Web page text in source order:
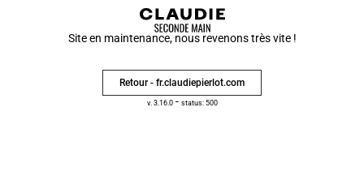
Site en maintenance, nous revenons très vite !
Retour - fr.claudiepierlot.com
v. 3.16.0- status: 500